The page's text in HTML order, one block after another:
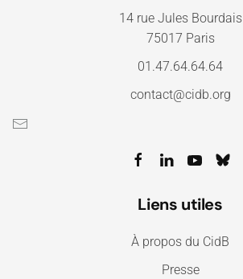
14 rue Jules Bourdais
75017 Paris
01.47.64.64.64
contact@cidb.org
Liens utiles
À propos du CidB
Presse